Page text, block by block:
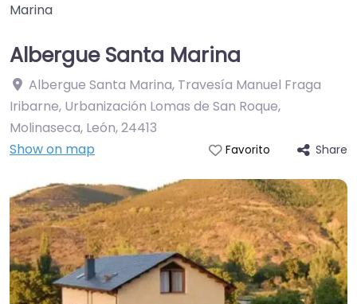
Marina
Albergue Santa Marina
Albergue Santa Marina, Travesía Manuel Fraga
Iribarne, Urbanización Lomas de San Roque,
Molinaseca, León,24413
Show on map
Favorito Share